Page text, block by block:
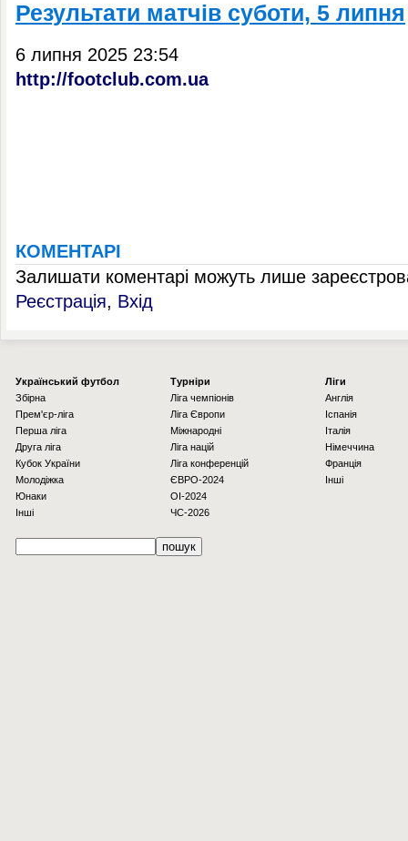
Результати матчів суботи, 5 липня
6 липня 2025 23:54
http://footclub.com.ua
КОМЕНТАРІ
Залишати коментарі можуть лише
Реєстрація, Вхід
Українcький футбол
Збірна
Прем'єр-ліга
Перша ліга
Друга ліга
Кубок України
Молодіжка
Юнаки
Інші
Турніри
Ліга чемпіонів
Ліга Європи
Міжнародні
Ліга націй
Ліга конференцій
ЄВРО-2024
OI-2024
ЧС-2026
Ліги
Англія
Іспанія
Італія
Німеччина
Франція
Інші